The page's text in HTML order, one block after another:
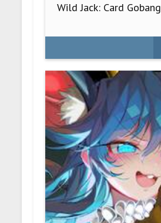
Wild Jack: Card Gobang